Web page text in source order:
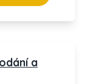
a